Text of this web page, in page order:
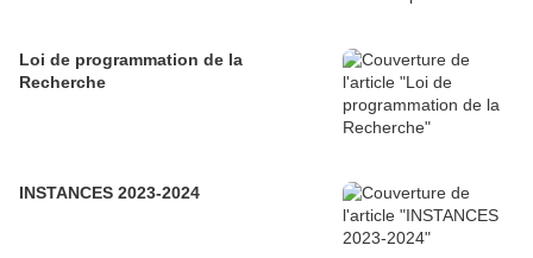
Loi de programmation de la
Recherche
INSTANCES 2023-2024